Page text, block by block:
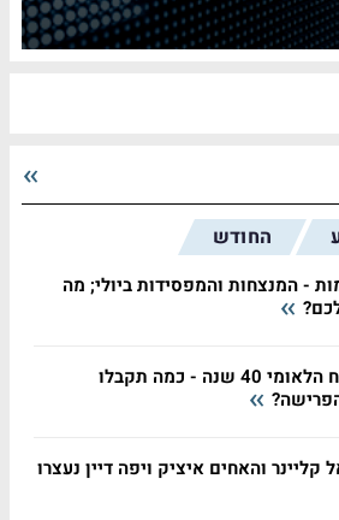
החודש
- המנצחות והמפסידות ביולי; מה
שילמתם לביטוח הלאומי 40 שנה - כמה תקבלו
קליינר והאחים איציק ויפה דיין נעצרו